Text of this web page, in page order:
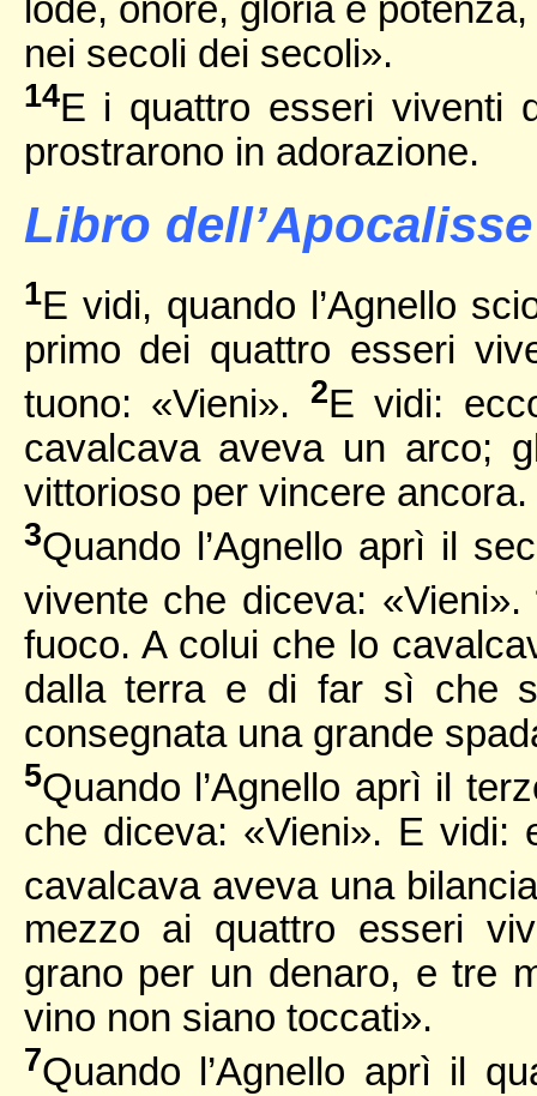
lode, onore, gloria e potenza,
nei secoli dei secoli».
14E i quattro esseri viventi
prostrarono in adorazione.
Libro
1E vidi, quando l’Agnello
primo dei quattro esseri
tuono: «Vieni».
2E vidi:
cavalcava aveva un arco;
vittorioso per vincere ancora.
3Quando l’Agnello aprì il
vivente che diceva: «Vieni».
fuoco. A colui che lo
dalla terra e di far sì che
consegnata una grande
5Quando l’Agnello aprì il
che diceva: «Vieni». E vidi:
cavalcava aveva una
mezzo ai quattro esseri
grano per un denaro, e tre
vino non siano toccati».
7Quando l’Agnello aprì il